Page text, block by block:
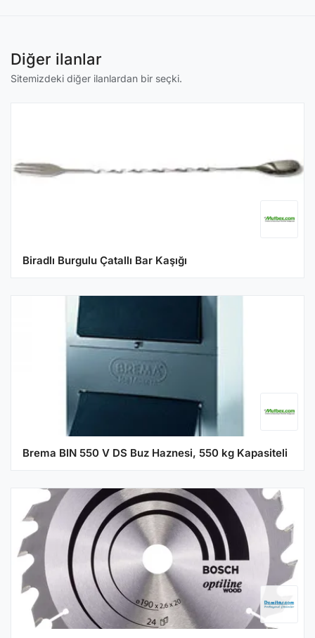
Diğer ilanlar
Sitemizdeki diğer ilanlardan bir seçki.
Biradlı Burgulu Çatallı Bar Kaşığı
Brema BIN 550 V DS Buz Haznesi, 550 kg Kapasiteli